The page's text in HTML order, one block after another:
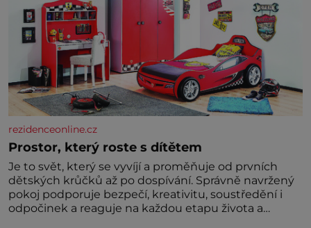
rezidenceonline.cz
Prostor, který roste s dítětem
Je to svět, který se vyvíjí a proměňuje od prvních
dětských krůčků až po dospívání. Správně navržený
pokoj podporuje bezpečí, kreativitu, soustředění i
odpočinek a reaguje na každou etapu života a